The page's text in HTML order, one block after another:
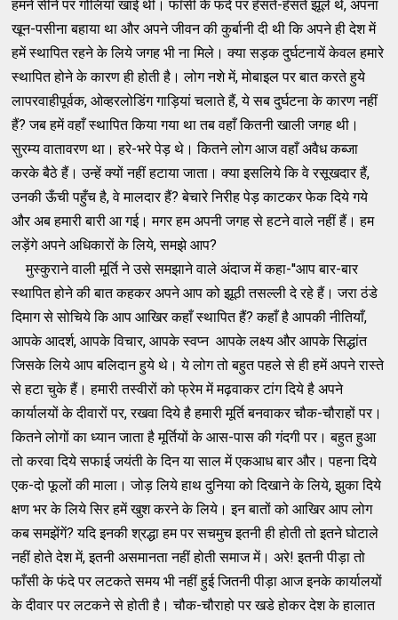
हमने सीने पर गोलियाँ खाई थी। फाँसी के फंदे पर हँसते-हँसते झूले थे, अपना
खून-पसीना बहाया था और अपने जीवन की कुर्बानी दी थी कि अपने ही देश में
हमें स्थापित रहने के लिये जगह भी ना मिले। क्या सड़क दुर्घटनायें केवल हमारे
स्थापित होने के कारण ही होती है। लोग नशे में, मोबाइल पर बात करते हुये
लापरवाहीपूर्वक, ओव्हरलोडिंग गाड़ियां चलाते हैं, ये सब दुर्घटना के कारण नहीं
हैं? जब हमें वहाँ स्थापित किया गया था तब वहाँ कितनी खाली जगह थी।
सुरम्य वातावरण था। हरे-भरे पेड़ थे। कितने लोग आज वहाँ अवैध कब्जा
करके बैठे हैं। उन्हें क्यों नहीं हटाया जाता। क्या इसलिये कि वे रसूखदार हैं,
उनकी ऊँची पहुँच है, वे मालदार हैं? बेचारे निरीह पेड़ काटकर फेक दिये गये
और अब हमारी बारी आ गई। मगर हम अपनी जगह से हटने वाले नहीं हैं। हम
लड़ेंगे अपने अधिकारों के लिये, समझे आप?
मुस्कुराने वाली मूर्ति ने उसे समझाने वाले अंदाज में कहा-''आप बार-बार
स्थापित होने की बात कहकर अपने आप को झूठी तसल्ली दे रहे हैं। जरा ठंडे
दिमाग से सोचिये कि आप आखिर कहाँ स्थापित हैं? कहाँ है आपकी नीतियाँ,
आपके आदर्श, आपके विचार, आपके स्वप्न आपके लक्ष्य और आपके सिद्धांत
जिसके लिये आप बलिदान हुये थे। ये लोग तो बहुत पहले से ही हमें अपने रास्ते
से हटा चुके हैं। हमारी तस्वीरों को फ्रेम में मढ़वाकर टांग दिये है अपने
कार्यालयों के दीवारों पर, रखवा दिये है हमारी मूर्ति बनवाकर चौक-चौराहों पर।
कितने लोगों का ध्यान जाता है मूर्तियों के आस-पास की गंदगी पर। बहुत हुआ
तो करवा दिये सफाई जयंती के दिन या साल में एकआध बार और। पहना दिये
एक-दो फूलों की माला। जोड़ लिये हाथ दुनिया को दिखाने के लिये, झुका दिये
क्षण भर के लिये सिर हमें खुश करने के लिये। इन बातों को आखिर आप लोग
कब समझेंगें? यदि इनकी श्रद्धा हम पर सचमुच इतनी ही होती तो इतने घोटाले
नहीं होते देश में, इतनी असमानता नहीं होती समाज में। अरे! इतनी पीड़ा तो
फाँसी के फंदे पर लटकते समय भी नहीं हुई जितनी पीड़ा आज इनके कार्यालयों
के दीवार पर लटकने से होती है। चौक-चौराहो पर खडे होकर देश के हालात